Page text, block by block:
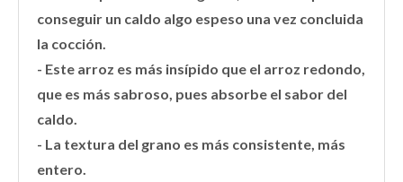
conseguir un caldo algo espeso una vez concluida
la cocción.
- Este arroz es más insípido que el arroz redondo,
que es más sabroso, pues absorbe el sabor del
caldo.
- La textura del grano es más consistente, más
entero.